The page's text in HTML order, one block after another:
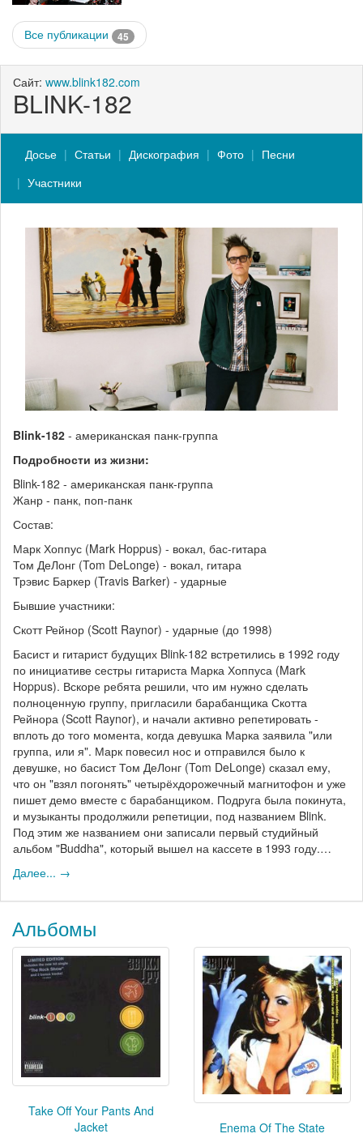
Все публикации 45
Сайт: www.blink182.com
BLINK-182
Досье Статьи Дискография Фото
Песни
Участники
Blink-182 - американская панк-группа
Подробности из жизни:
Blink-182 - американская панк-группа
Жанр - панк, поп-панк
Состав:
Марк Хоппус (Mark Hoppus) - вокал, бас-гитара
Том ДеЛонг (Tom DeLonge) - вокал, гитара
Трэвис Баркер (Travis Barker) - ударные
Бывшие участники:
Скотт Рейнор (Scott Raynor) - ударные (до 1998)
Басист и гитарист будущих Blink-182 встретились в 1992 году
по инициативе сестры гитариста Марка Хоппуса (Mark
Hoppus). Вскоре ребята решили, что им нужно сделать
полноценную группу, пригласили барабанщика Скотта
Рейнора (Scott Raynor), и начали активно репетировать -
вплоть до того момента, когда девушка Марка заявила "или
группа, или я". Марк повесил нос и отправился было к
девушке, но басист Том ДеЛонг (Tom DeLonge) сказал ему,
что он "взял погонять" четырёхдорожечный магнитофон и уже
пишет демо вместе с барабанщиком. Подруга была покинута,
и музыканты продолжили репетиции, под названием Blink.
Под этим же названием они записали первый студийный
альбом "Buddha", который вышел на кассете в 1993 году.…
Далее... →
Альбомы
Take Off Your Pants And
Jacket
Enema Of The State